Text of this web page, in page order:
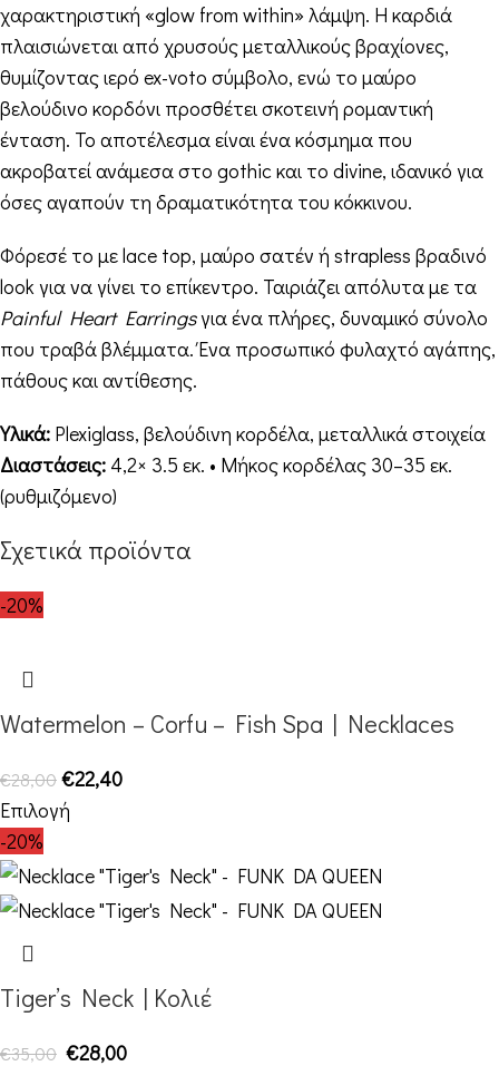
χαρακτηριστική «glow from within» λάμψη. Η καρδιά
πλαισιώνεται από χρυσούς μεταλλικούς βραχίονες,
θυμίζοντας ιερό ex-voto σύμβολο, ενώ το μαύρο
βελούδινο κορδόνι προσθέτει σκοτεινή ρομαντική
ένταση. Το αποτέλεσμα είναι ένα κόσμημα που
ακροβατεί ανάμεσα στο gothic και το divine, ιδανικό για
όσες αγαπούν τη δραματικότητα του κόκκινου.
Φόρεσέ το με lace top, μαύρο σατέν ή strapless βραδινό
look για να γίνει το επίκεντρο. Ταιριάζει απόλυτα με τα
Painful Heart Earringsγια ένα πλήρες, δυναμικό σύνολο
που τραβά βλέμματα. Ένα προσωπικό φυλαχτό αγάπης,
πάθους και αντίθεσης.
Υλικά: Plexiglass, βελούδινη κορδέλα, μεταλλικά στοιχεία
Διαστάσεις: 4,2× 3.5 εκ. • Μήκος κορδέλας 30–35 εκ.
(ρυθμιζόμενο)
Σχετικά προϊόντα
-20%
Watermelon – Corfu – Fish Spa | Necklaces
€28,00€22,40
Επιλογή
-20%
Tiger’s Neck | Κολιέ
€35,00 €28,00